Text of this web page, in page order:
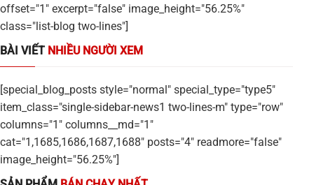
offset="1" excerpt="false" image_height="56.25%"
class="list-blog two-lines"]
BÀI VIẾT NHIỀU NGƯỜI XEM
[special_blog_posts style="normal" special_type="type5"
item_class="single-sidebar-news1 two-lines-m" type="row"
columns="1" columns__md="1"
cat="1,1685,1686,1687,1688" posts="4" readmore="false"
image_height="56.25%"]